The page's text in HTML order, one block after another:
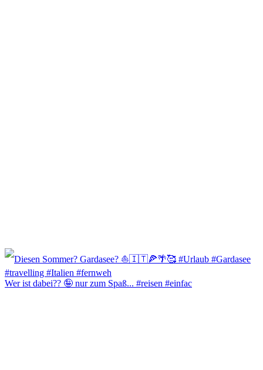
Wer ist dabei?? 🤪 nur zum Spaß... #reisen #einfac